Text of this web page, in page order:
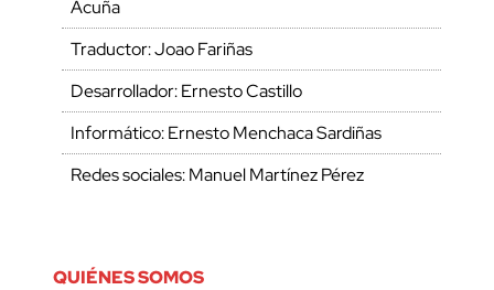
Acuña
Traductor: Joao Fariñas
Desarrollador: Ernesto Castillo
Informático: Ernesto Menchaca Sardiñas
Redes sociales: Manuel Martínez Pérez
QUIÉNES SOMOS